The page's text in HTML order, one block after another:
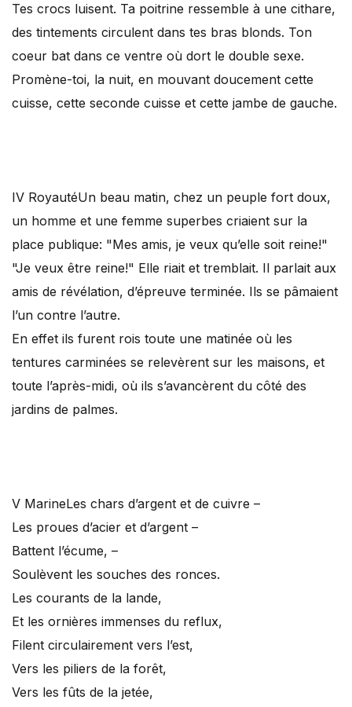
Tes crocs luisent. Ta poitrine ressemble à une cithare,
des tintements circulent dans tes bras blonds. Ton
coeur bat dans ce ventre où dort le double sexe.
Promène-toi, la nuit, en mouvant doucement cette
cuisse, cette seconde cuisse et cette jambe de gauche.
IV RoyautéUn beau matin, chez un peuple fort doux,
un homme et une femme superbes criaient sur la
place publique: "Mes amis, je veux qu’elle soit reine!"
"Je veux être reine!" Elle riait et tremblait. Il parlait aux
amis de révélation, d’épreuve terminée. Ils se pâmaient
l’un contre l’autre.
En effet ils furent rois toute une matinée où les
tentures carminées se relevèrent sur les maisons, et
toute l’après-midi, où ils s’avancèrent du côté des
jardins de palmes.
V MarineLes chars d’argent et de cuivre –
Les proues d’acier et d’argent –
Battent l’écume, –
Soulèvent les souches des ronces.
Les courants de la lande,
Et les ornières immenses du reflux,
Filent circulairement vers l’est,
Vers les piliers de la forêt,
Vers les fûts de la jetée,